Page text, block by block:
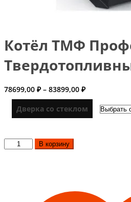
Котёл ТМФ
78699,00 ₽ – 83899,00 ₽Диапазон
цен:
78699,00 ₽
–
Дверка со стеклом
Количество
Твердотопливный
В корзину